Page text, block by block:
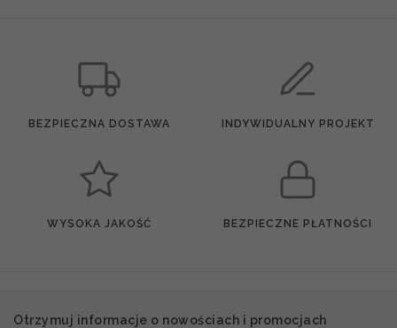
BEZPIECZNA DOSTAWA INDYWIDUALNY PROJEKT
WYSOKA JAKOŚĆ BEZPIECZNE PŁATNOŚCI
Otrzymuj informacje o nowościach i promocjach